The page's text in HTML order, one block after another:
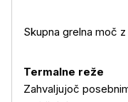
Skupna grelna moč
Termalne reže
Zahvaljujoč